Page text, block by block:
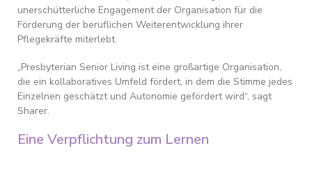
unerschütterliche Engagement der Organisation für die
Förderung der beruflichen Weiterentwicklung ihrer
Pflegekräfte miterlebt.
„Presbyterian Senior Living ist eine großartige Organisation,
die ein kollaboratives Umfeld fördert, in dem die Stimme jedes
Einzelnen geschätzt und Autonomie gefördert wird“, sagt
Sharer.
Eine Verpflichtung zum Lernen